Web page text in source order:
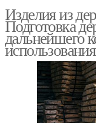
Изделия из
Подготовка
дальнейшего
использования